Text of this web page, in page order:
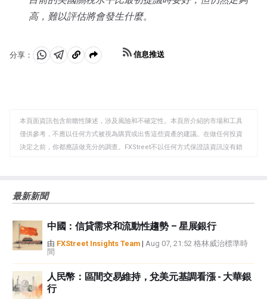
高，難以評估將會發生什麼。
分享：
分 分 複
板
信息推送
本頁面資訊包含前瞻性陳述，涉及風險和不確定性。本頁所介紹的市場和工具
僅供參考，不應以任何方式被視為購買或出售這些資產的建議。在做任何投資
決定之前，你都應該做充分的調查。FXStreet不以任何方式保證該資訊沒有錯
觀點，並不代表FXStreet或其廣告商的官方政策或立場。作者不對本頁連結的
如果文章正文中沒有明確提到，在撰寫本文時，作者在本文中提到的任何股票
中都沒有頭寸，也沒有與文中提到的任何公司有業務關係。除了FXStreet，作
者沒有收到撰寫這篇文章的報酬。
FXStreet和作者不提供個性化的建議。作者對該資訊的準確性、完整性或適用
性不作任何陳述。FXStreet和作者將不承擔任何錯誤，遺漏或任何損失，傷害
或損害由此資訊及其顯示或使用引起的。錯誤和遺漏除外。本文作者和
最新新聞
中國：信貸需求和流動性趨勢 – 星展銀行
由 FXStreet Insights Team | Aug 07, 21:52 格林威治標準時
間
人民幣：區間交易維持，兌美元基調看漲 - 大華銀
行